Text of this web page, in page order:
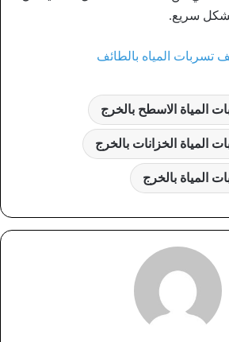
سريع.
المياه بالطائف
الاسطح بالخرج
الخزانات بالخرج
بالخرج